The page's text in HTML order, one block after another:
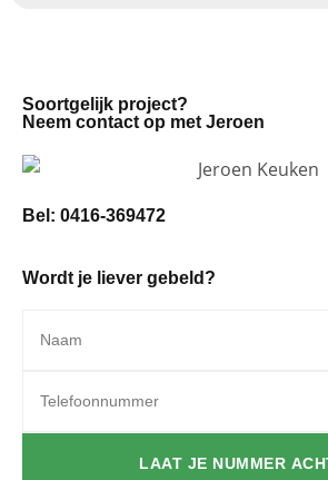
Soortgelijk project?
Neem contact op met Jeroen
Bel: 0416-369472
Wordt je liever gebeld?
LAAT JE NUMMER